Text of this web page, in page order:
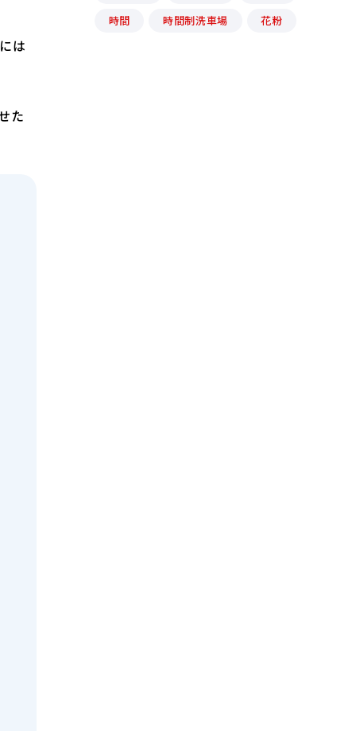
は
た
時間
時間制洗車場 花粉